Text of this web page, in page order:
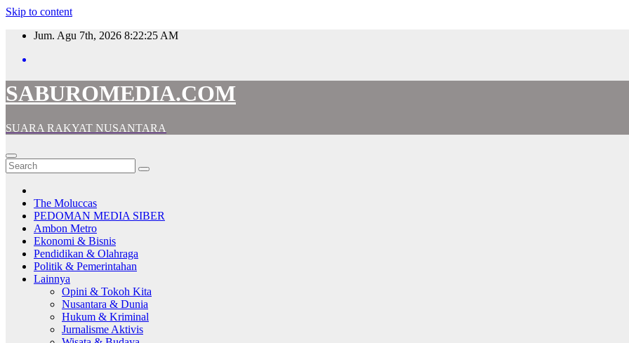
Skip to content
Jum. Agu 7th, 2026 8:22:26 AM
SABUROMEDIA.COM
SUARA RAKYAT NUSANTARA
The Moluccas
PEDOMAN MEDIA SIBER
Ambon Metro
Ekonomi & Bisnis
Pendidikan & Olahraga
Politik & Pemerintahan
Lainnya
Opini & Tokoh Kita
Nusantara & Dunia
Hukum & Kriminal
Jurnalisme Aktivis